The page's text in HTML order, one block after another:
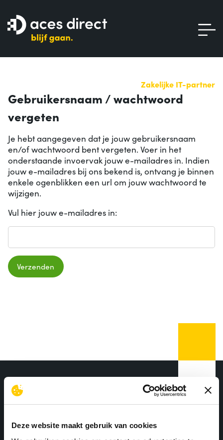
Deze website maakt gebruik van cookies
Zakelijke IT-partner
Gebruikersnaam / wachtwoord
vergeten
Je hebt aangegeven dat je jouw gebruikersnaam
en/of wachtwoord bent vergeten. Voer in het
onderstaande invoervak jouw e-mailadres in. Indien
jouw e-mailadres bij ons bekend is, ontvang je binnen
enkele ogenblikken een url om jouw wachtwoord te
wijzigen.
Vul hier jouw e-mailadres in:
Verzenden